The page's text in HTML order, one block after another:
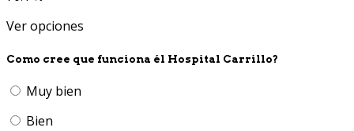
Ver opciones
Como cree que funciona él Hospital Carrillo?
Muy bien
Bien